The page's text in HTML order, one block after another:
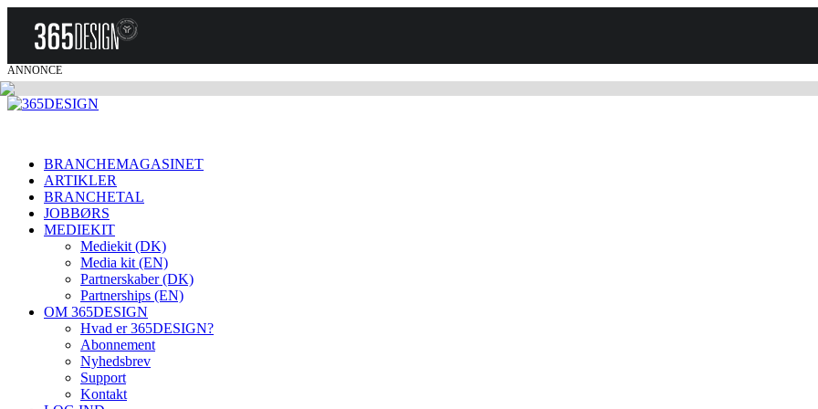
ANNONCE
BRANCHEMAGASINET
ARTIKLER
BRANCHETAL
JOBBØRS
MEDIEKIT
Mediekit (DK)
Media kit (EN)
Partnerskaber (DK)
Partnerships (EN)
OM 365DESIGN
Hvad er 365DESIGN?
Abonnement
Nyhedsbrev
Support
Kontakt